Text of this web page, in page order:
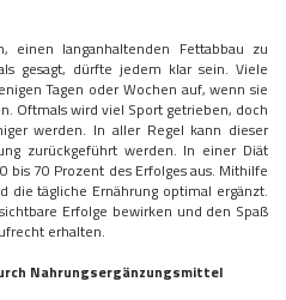
langanhaltenden Fettabbau zu
gesagt, dürfte jedem klar sein. Viele
Tagen oder Wochen auf, wenn sie
Oftmals wird viel Sport getrieben, doch
werden. In aller Regel kann dieser
zurückgeführt werden. In einer Diät
bis 70 Prozent des Erfolges aus. Mithilfe
die tägliche Ernährung optimal ergänzt.
Erfolge bewirken und den Spaß
erhalten.
Nahrungsergänzungsmittel